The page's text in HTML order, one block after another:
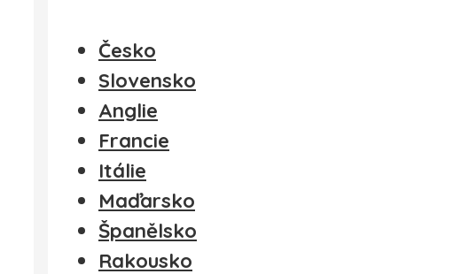
Česko
Slovensko
Anglie
Francie
Itálie
Maďarsko
Španělsko
Rakousko